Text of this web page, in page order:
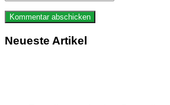
Neueste Artikel